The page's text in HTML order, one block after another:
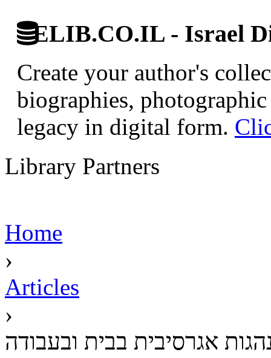
ELIB.CO.IL - Israel
Create your author's
biographies,
legacy in digital form.
Library Partners
Home
›
Articles
›
אגרסיבית בבית ובעבודה